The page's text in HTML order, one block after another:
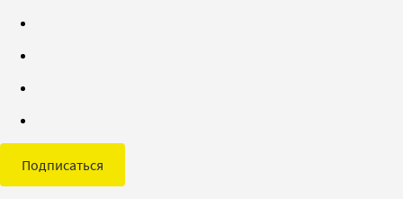
Подписаться